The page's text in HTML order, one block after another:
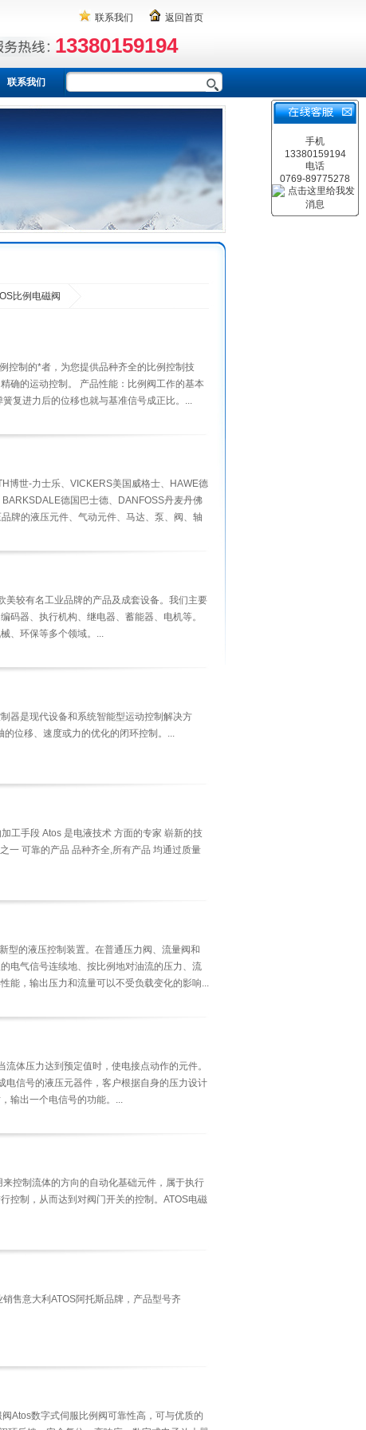
联系我们 返回首页
13380159194
联系我们
比例电磁阀
控制的*者，为您提供品种齐全的比例控制技
确的运动控制。 产品性能：比例阀工作的基本
复进力后的位移也就与基准信号成正比。...
博世-力士乐、VICKERS美国威格士、HAWE德
德国巴士德、DANFOSS丹麦丹佛
牌的液压元件、气动元件、马达、泵、阀、轴
美较有名工业品牌的产品及成套设备。我们主要
码器、执行机构、继电器、蓄能器、电机等。
、环保等多个领域。...
器是现代设备和系统智能型运动控制解决方
位移、速度或力的优化的闭环控制。...
工手段 Atos 是电液技术 方面的专家 崭新的技
一 可靠的产品 品种齐全,所有产品 均通过质量
型的液压控制装置。在普通压力阀、流量阀和
电气信号连续地、按比例地对油流的压力、流
能，输出压力和流量可以不受负载变化的影响...
体压力达到预定值时，使电接点动作的元件。
电信号的液压元器件，客户根据自身的压力设计
输出一个电信号的功能。...
控制流体的方向的自动化基础元件，属于执行
控制，从而达到对阀门开关的控制。ATOS电磁
售意大利ATOS阿托斯品牌，产品型号齐
Atos数字式伺服比例阀可靠性高，可与优质的
手机
13380159194
电话
0769-89775278